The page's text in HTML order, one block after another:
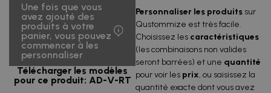
Une fois que vous
avez ajouté des
produits à votre
panier, vous pouvez
commencer à les
personnaliser
Télécharger les modèles
pour ce produit: AD-V-RT
Personnaliser les produits sur
Qustommize est très facile.
Choisissez les caractéristiques
(les combinaisons non valides
seront barrées) et une quantité
pour voir les prix, ou saisissez la
quantité exacte dont vous avez